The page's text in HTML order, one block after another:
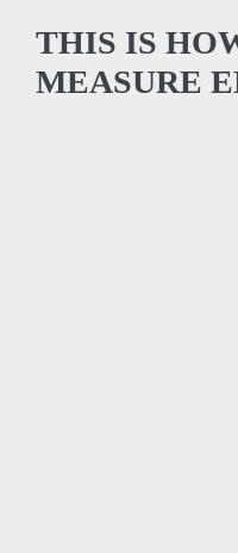
THIS IS
MEASURE